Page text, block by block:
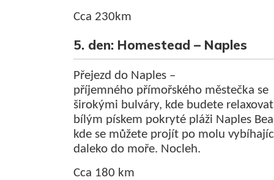
Cca 230km
5. den: Homestead – Naples
Přejezd do Naples –
příjemného přímořského městečka se
širokými bulváry, kde budete
bílým pískem pokryté pláži Naples
kde se můžete projít po molu
daleko do moře. Nocleh.
Cca 180 km